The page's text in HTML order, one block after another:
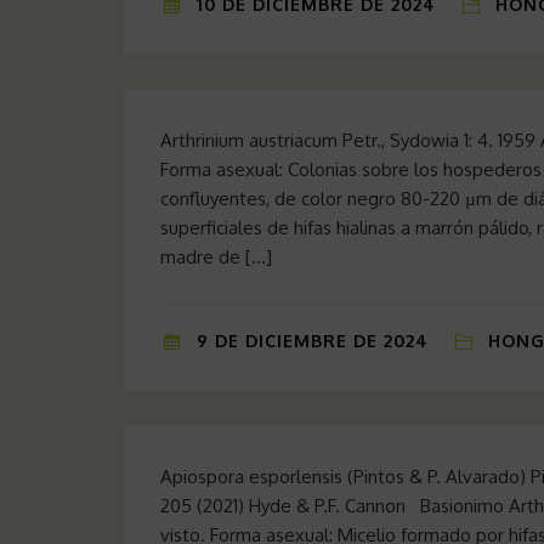
10 DE DICIEMBRE DE 2024
Arthrinium austriacum Petr., Sydowia 1: 4.
Forma asexual: Colonias sobre los
confluyentes, de color negro 80-220 µm de
superficiales de hifas hialinas a marrón
madre de […]
9 DE DICIEMBRE DE 2024
Apiospora esporlensis (Pintos & P. Alvarado)
205 (2021) Hyde & P.F. Cannon Basionimo
visto. Forma asexual: Micelio formado por